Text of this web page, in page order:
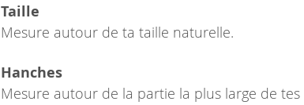
Taille
Mesure autour de ta taille naturelle.
Hanches
Mesure autour de la partie la plus large de tes